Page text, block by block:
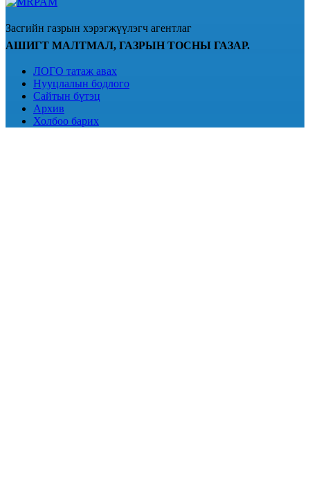
Засгийн газрын хэрэгжүүлэгч агентлаг
АШИГТ МАЛТМАЛ, ГАЗРЫН ТОСНЫ ГАЗАР.
ЛОГО татаж авах
Нууцлалын бодлого
Сайтын бүтэц
Архив
Холбоо барих